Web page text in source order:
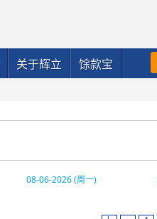
关于辉立 馀款宝
08-06-2026 (周一)